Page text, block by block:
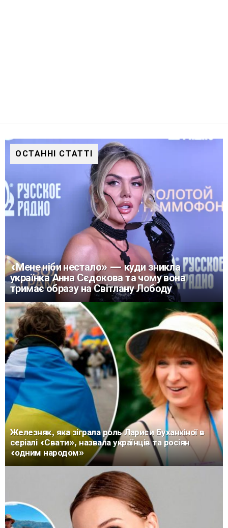
ОСТАННІ СТАТТІ
«Мене ніби нестало» — куди зникла
українка Анна Сєдокова та чому вона
тримає образу на Світлану Лободу
Железняк, яка зіграла роль Лариси Буханкіної в
серіалі «Свати», назвала українців та росіян
«одним народом»